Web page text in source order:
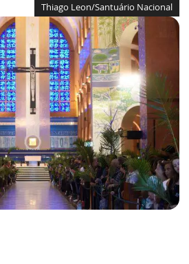
Thiago Leon/Santuário Nacional